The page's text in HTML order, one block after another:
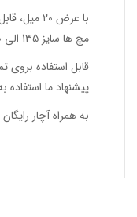
مچ ها سایز 135 الی 200 میل.
قابل استفاده بروی
پیشنهاد ما
به همراه آچار